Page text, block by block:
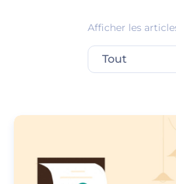
Afficher les
Tout